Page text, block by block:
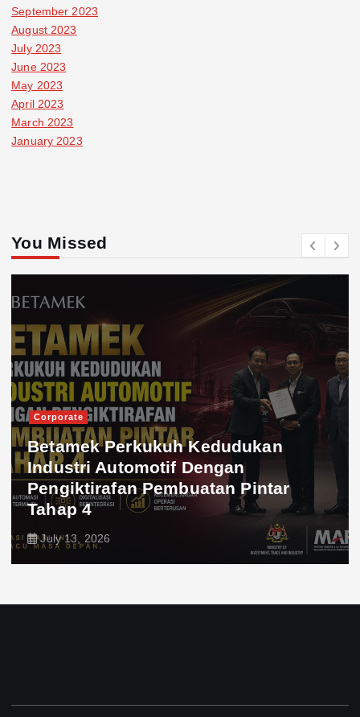
September 2023
August 2023
July 2023
June 2023
May 2023
April 2023
March 2023
January 2023
You Missed
Corporate
Betamek Perkukuh Kedudukan
Industri Automotif Dengan
Pengiktirafan Pembuatan Pintar
Tahap 4
July 13, 2026